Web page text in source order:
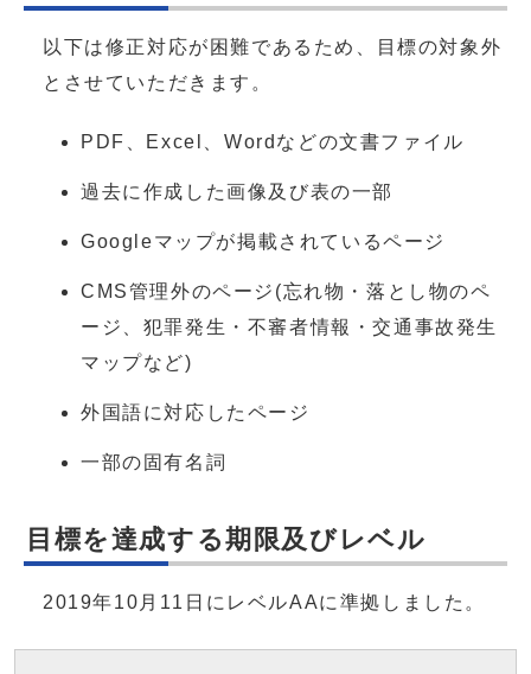
以下は修正対応が困難であるため、目標の対象外
とさせていただきます。
PDF、Excel、Wordなどの文書ファイル
過去に作成した画像及び表の一部
Googleマップが掲載されているページ
CMS管理外のページ(忘れ物・落とし物のペ
ージ、犯罪発生・不審者情報・交通事故発生
マップなど)
外国語に対応したページ
一部の固有名詞
目標を達成する期限及びレベル
2019年10月11日にレベルAAに準拠しました。